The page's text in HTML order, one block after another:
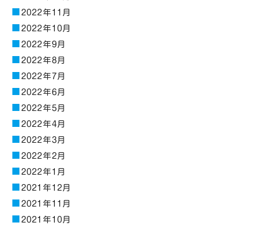
2022年11月
2022年10月
2022年9月
2022年8月
2022年7月
2022年6月
2022年5月
2022年4月
2022年3月
2022年2月
2022年1月
2021年12月
2021年11月
2021年10月